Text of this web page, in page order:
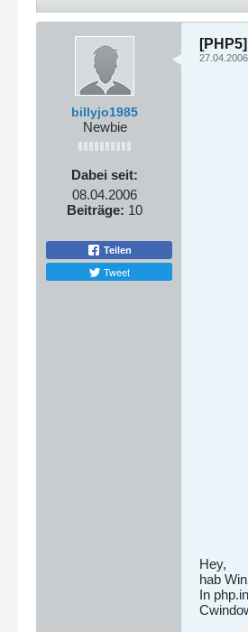
billyjo1985
Newbie
Dabei seit:
08.04.2006
Beiträge: 10
Teilen
Tweet
Hey,
hab
In